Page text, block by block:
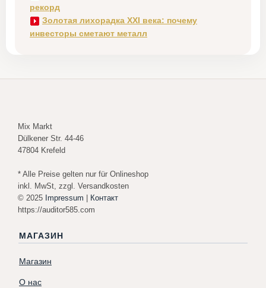
рекорд
Золотая лихорадка XXI века: почему
инвесторы сметают металл
Mix Markt
Dülkener Str. 44-46
47804 Krefeld
* Alle Preise gelten nur für Onlineshop
inkl. MwSt, zzgl. Versandkosten
© 2025 Impressum
Контакт
https://auditor585.com
МАГАЗИН
Магазин
О нас